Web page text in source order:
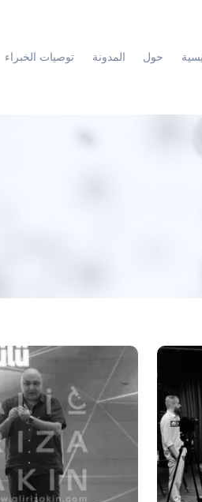
حول المدونة توصيات الخبراء